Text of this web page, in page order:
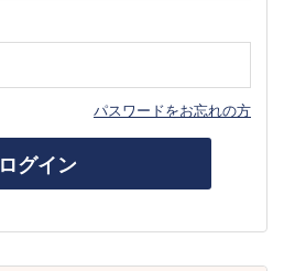
パスワードをお忘れの方
ログイン